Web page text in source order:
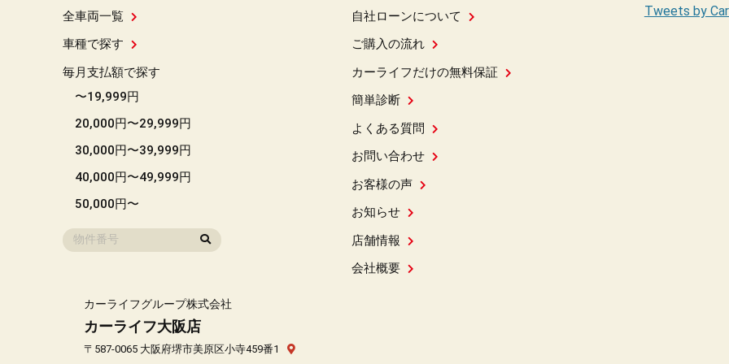
全車両一覧
車種で探す
毎月支払額で探す
〜19,999円
20,000円〜29,999円
30,000円〜39,999円
40,000円〜49,999円
50,000円〜
自社ローンについて
ご購入の流れ
カーライフだけの無料保証
簡単診断
よくある質問
お問い合わせ
お客様の声
お知らせ
店舗情報
会社概要
Tweets by
カーライフグループ株式会社
カーライフ大阪店
〒587-0065 大阪府堺市美原区小寺459番1